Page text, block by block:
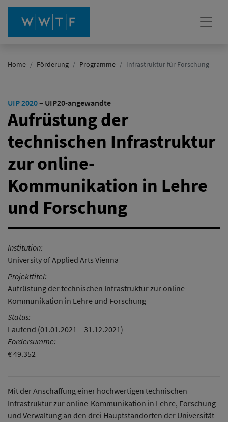
Home Förderung Programme Infrastruktur für Forschung(Aktiv)
UIP 2020– UIP20-angewandte
Aufrüstung der
technischen Infrastruktur
zur online-
Kommunikation in Lehre
und Forschung
Institution:
University of Applied Arts Vienna
Projekttitel:
Aufrüstung der technischen Infrastruktur zur online-
Kommunikation in Lehre und Forschung
Status:
Laufend (01.01.2021 – 31.12.2021)
Fördersumme:
€ 49.352
Mit der Anschaffung einer hochwertigen technischen
Infrastruktur zur online-Kommunikation in Lehre, Forschung
und Verwaltung an den drei Hauptstandorten der Universität